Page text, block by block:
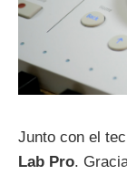
Junto con el
Lab Pro.